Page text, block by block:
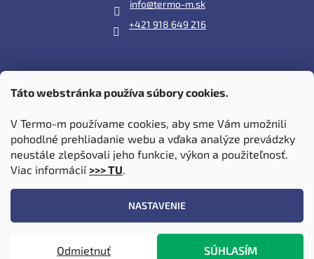
Táto webstránka používa súbory cookies.
V Termo-m používame cookies, aby sme Vám umožnili
pohodlné prehliadanie webu a vďaka analýze prevádzky
neustále zlepšovali jeho funkcie, výkon a použiteľnosť.
Viac informácií >>> TU.
NASTAVENIE
Odmietnuť SÚHLASÍM
info@termo-m.sk
+421 918 649 216
Prijímame online platby
. Všetky práva vyhradené.